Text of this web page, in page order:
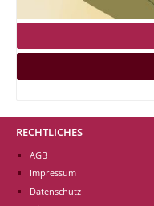
RECHTLICHES
AGB
Impressum
Datenschutz